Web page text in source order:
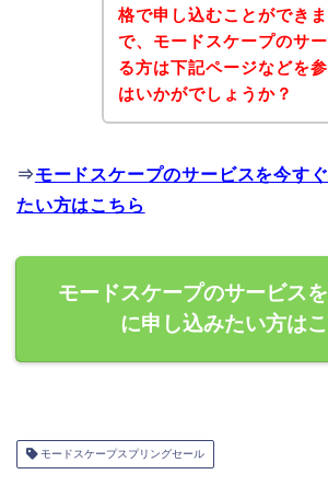
格で申し込むことができ
で、モードスケープのサ
る方は下記ページなどを
はいかがでしょうか？
⇒モードスケープのサービスを今す
たい方はこちら
モードスケープのサービス
に申し込みたい方は
モードスケープスプリングセール